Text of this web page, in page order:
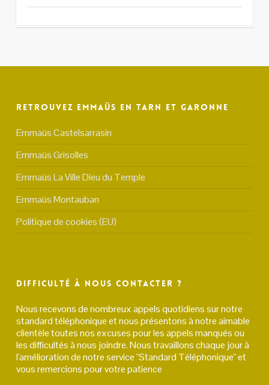
Retrouvez Emmaüs en Tarn et Garonne
Emmaüs Castelsarrasin
Emmaüs Grisolles
Emmaüs La Ville Dieu du Temple
Emmaüs Montauban
Politique de cookies (EU)
Difficulté à nous contacter ?
Nous recevons de nombreux appels quotidiens sur notre
standard téléphonique et nous présentons à notre aimable
clientèle toutes nos excuses pour les appels manqués ou
les difficultés à nous joindre. Nous travaillons chaque jour à
l'amélioration de notre service "Standard Téléphonique" et
vous remercions pour votre patience